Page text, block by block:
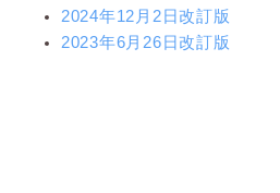
2024年12月2日改訂版
2023年6月26日改訂版